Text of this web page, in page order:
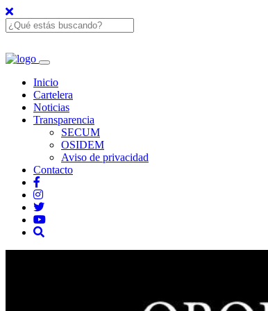
Inicio
Cartelera
Noticias
Transparencia
SECUM
OSIDEM
Aviso de privacidad
Contacto